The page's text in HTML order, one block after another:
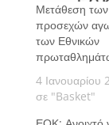
Μετάθεση
προσεχών
των Εθνικών
4 Ιανουαρίου
σε "Basket"